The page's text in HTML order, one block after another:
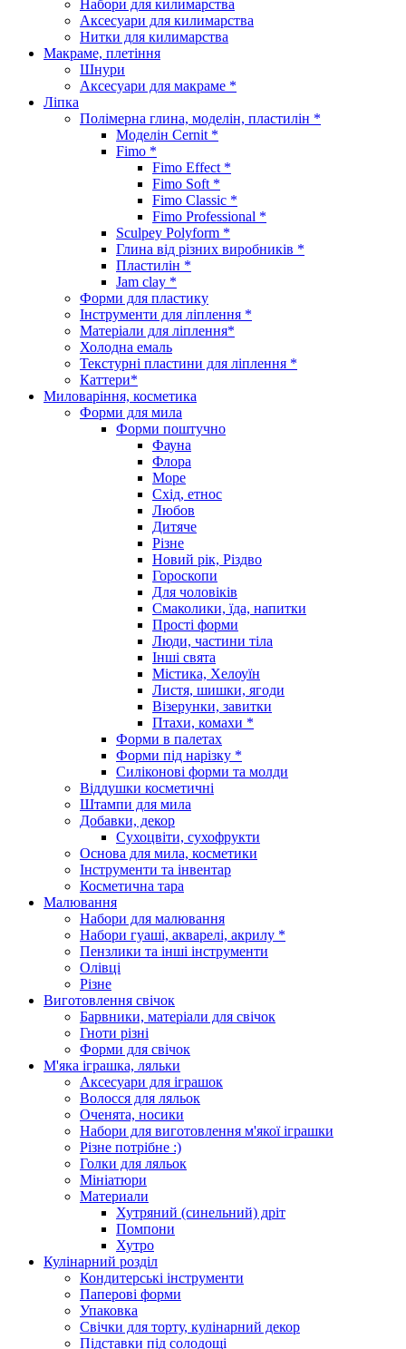
Набори для килимарства
Аксесуари для килимарства
Нитки для килимарства
Макраме, плетіння
Шнури
Аксесуари для макраме *
Ліпка
Полімерна глина, моделін, пластилін *
Моделін Cernit *
Fimo *
Fimo Effect *
Fimo Soft *
Fimo Classic *
Fimo Professional *
Sculpey Polyform *
Глина від різних виробників *
Пластилін *
Jam clay *
Форми для пластику
Інструменти для ліплення *
Матеріали для ліплення*
Холодна емаль
Текстурні пластини для ліплення *
Каттери*
Миловаріння, косметика
Форми для мила
Форми поштучно
Фауна
Флора
Море
Схід, етнос
Любов
Дитяче
Різне
Новий рік, Різдво
Гороскопи
Для чоловіків
Смаколики, їда, напитки
Прості форми
Люди, частини тіла
Інші свята
Містика, Хелоуїн
Листя, шишки, ягоди
Візерунки, завитки
Птахи, комахи *
Форми в палетах
Форми під нарізку *
Силіконові форми та молди
Віддушки косметичні
Штампи для мила
Добавки, декор
Сухоцвіти, сухофрукти
Основа для мила, косметики
Інструменти та інвентар
Косметична тара
Малювання
Набори для малювання
Набори гуаші, акварелі, акрилу *
Пензлики та інші інструменти
Олівці
Різне
Виготовлення свічок
Барвники, матеріали для свічок
Гноти різні
Форми для свічок
М'яка іграшка, ляльки
Аксесуари для іграшок
Волосся для ляльок
Оченята, носики
Набори для виготовлення м'якої іграшки
Різне потрібне :)
Голки для ляльок
Мініатюри
Материали
Хутряний (синельний) дріт
Помпони
Хутро
Кулінарний розділ
Кондитерські інструменти
Паперові форми
Упаковка
Свічки для торту, кулінарний декор
Підставки під солодощі